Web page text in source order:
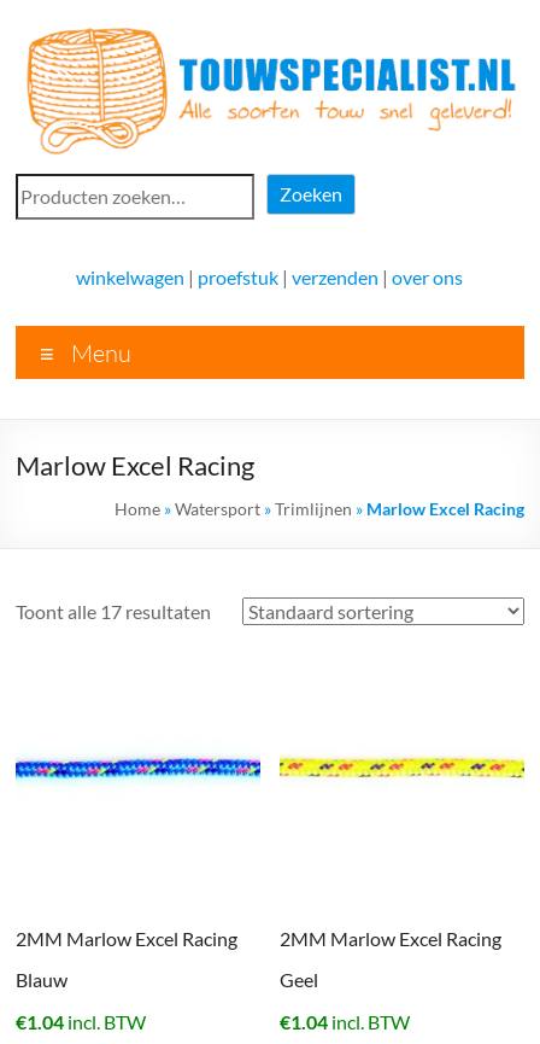
naar
inhoud
Touwspecialist.nl
voor
vele
soorten
goed
Zoeken
Zoeken
winkelwagen | proefstuk |verzenden |over ons
Menu
Marlow Excel Racing
Home»Watersport»Trimlijnen » Marlow Excel Racing
Toont alle 17 resultaten
2MM Marlow Excel Racing
Blauw
€1.04 incl. BTW
2MM Marlow Excel Racing
Geel
€1.04 incl. BTW